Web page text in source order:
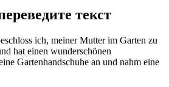
текст
ich, meiner Mutter im Garten zu
hat einen wunderschönen
Gartenhandschuhe an und nahm eine